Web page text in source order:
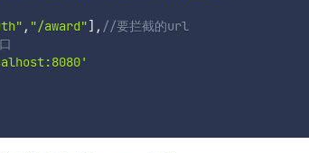
, "/award"] , //要拦截的url